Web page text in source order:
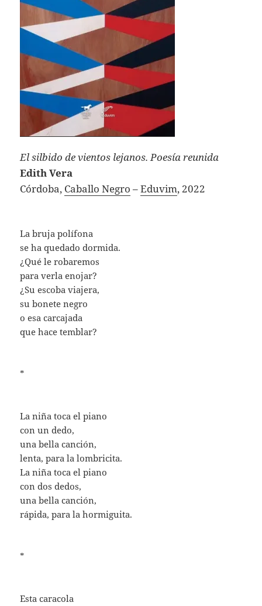
El silbido de vientos lejanos. Poesía reunida
Edith Vera
Córdoba, Caballo Negro –Eduvim, 2022
La bruja polífona
se ha quedado dormida.
¿Qué le robaremos
para verla enojar?
¿Su escoba viajera,
su bonete negro
o esa carcajada
que hace temblar?
*
La niña toca el piano
con un dedo,
una bella canción,
lenta, para la lombricita.
La niña toca el piano
con dos dedos,
una bella canción,
rápida, para la hormiguita.
*
Esta caracola